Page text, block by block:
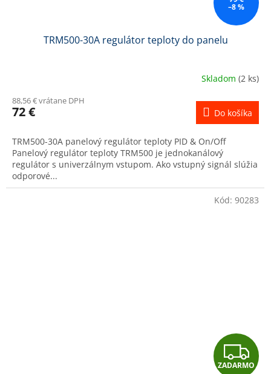
–8 %
TRM500-30A regulátor teploty do panelu
Skladom (2 ks)
88,56 € vrátane DPH
72 € Do košíka
TRM500-30A panelový regulátor teploty PID & On/Off
Panelový regulátor teploty TRM500 je jednokanálový
regulátor s univerzálnym vstupom. Ako vstupný signál slúžia
odporové...
Z
ZADARMO
Kód: 90283